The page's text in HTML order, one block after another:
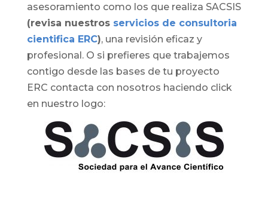
asesoramiento como los que realiza SACSIS
(revisa nuestros servicios de consultoria
cientifica ERC), una revisión eficaz y
profesional. O si prefieres que trabajemos
contigo desde las bases de tu proyecto
ERC contacta con nosotros haciendo click
en nuestro logo: